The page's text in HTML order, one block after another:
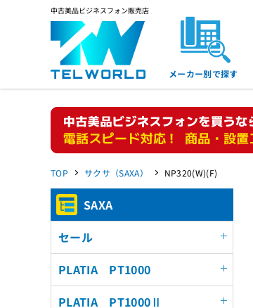
中古美品ビジネスフォン販売店
メーカー別で探す
TOP サクサ（SAXA） NP320(W)(F)
SAXA
セール
PLATIA PT1000
PLATIA PT1000Ⅱ